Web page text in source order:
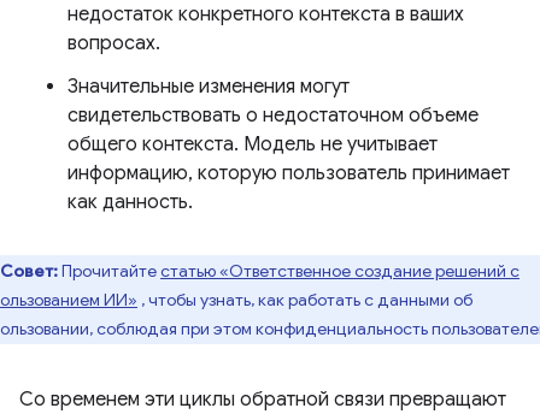
недостаток конкретного контекста в ваших
вопросах.
Значительные изменения могут
свидетельствовать о недостаточном объеме
общего контекста. Модель не учитывает
информацию, которую пользователь принимает
как данность.
Совет:Прочитайтестатью «Ответственное создание решений с
ИИ» , чтобы узнать, как работать с данными об
соблюдая при этом конфиденциальность
Со временем эти циклы обратной связи превращают